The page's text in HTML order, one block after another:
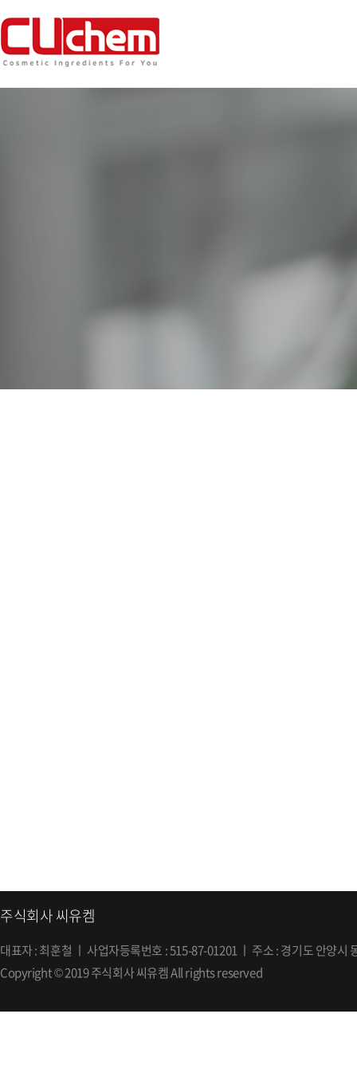
주식회사 씨유켐
대표자 : 최훈철 ㅣ 사업자등록번호 : 515-87-01201 ㅣ 주소 : 경기도 안양
Copyright © 2019 주식회사 씨유켐 All rights reserved